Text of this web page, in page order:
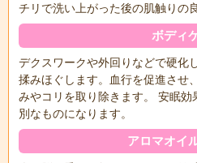
チリで洗い上がった後の肌触りの
ボディ
デクスワークや外回りなどで硬化
揉みほぐします。血行を促進させ
みやコリを取り除きます。 安眠
別なものになります。
アロマオイ